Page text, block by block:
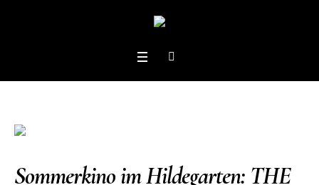
Sommerkino im Hildegarten: THE